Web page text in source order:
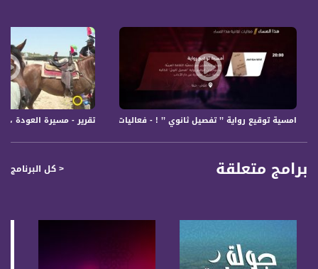
تقرير - مسيرة العودة ، على
امسية توقيع رواية ’’ تفصيل ثانوي ’’ ! - فعاليات ثقافية هذا المساء - 25-8-2017 - قناة مساواة
برامج متعلقة < كل البرنامج